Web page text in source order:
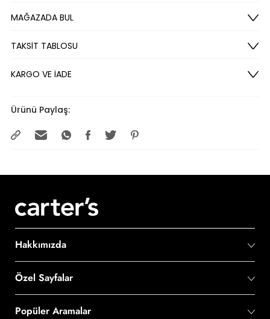
MAĞAZADA BUL
TAKSİT TABLOSU
KARGO VE İADE
Ürünü Paylaş:
Hakkımızda
Özel Sayfalar
Popüler Aramalar